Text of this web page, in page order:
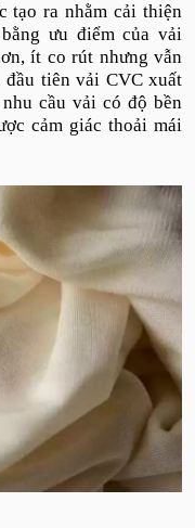
tạo ra nhằm cải thiện
ưu điểm của vải
ít co rút nhưng vẫn
tiên vải CVC xuất
cầu vải có độ bền
cảm giác thoải mái